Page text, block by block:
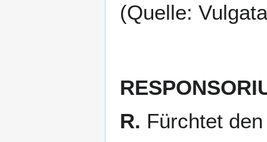
(Quelle:
R. Fürchtet